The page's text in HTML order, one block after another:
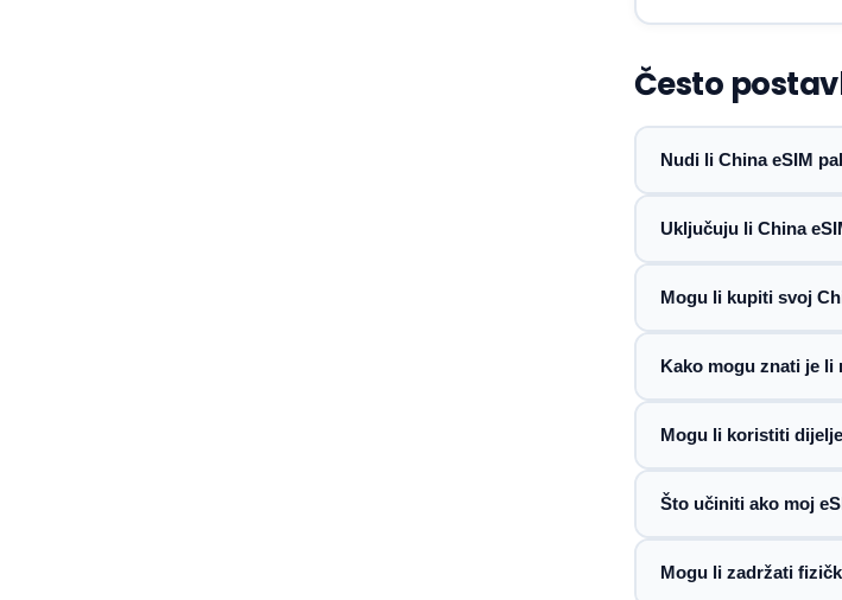
Često
Nudi li China eSIM
Uključuju li China
Mogu li kupiti svoj
Kako mogu znati je li
Mogu li koristiti
Što učiniti ako moj
Mogu li zadržati